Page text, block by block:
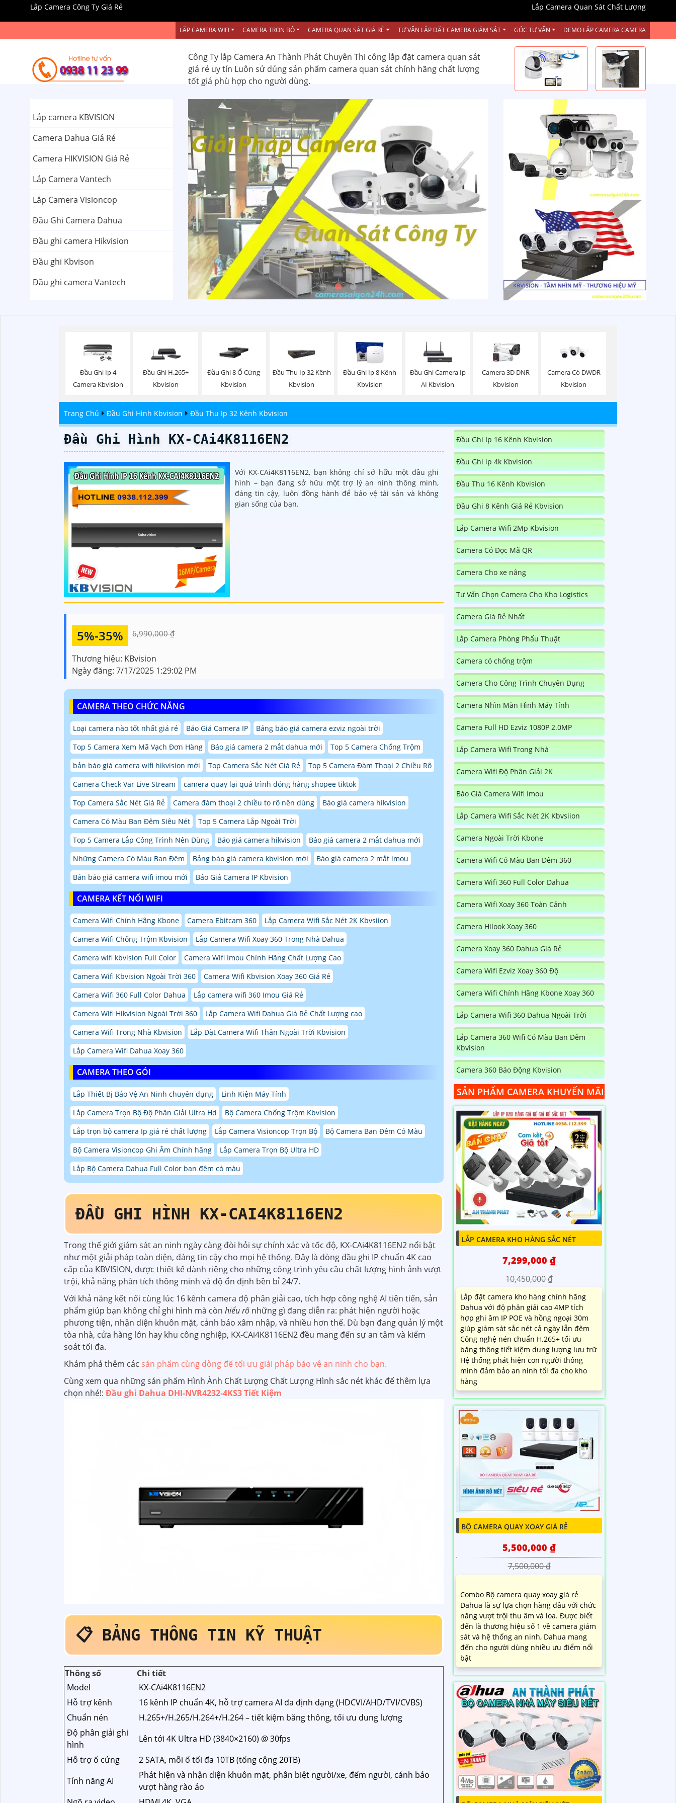
Lắp Camera Công Ty Giá Rẻ Lắp Camera Quan Sát Chất Lượng
LẮP CAMERA WIFI CAMERA TRỌN BỘ CAMERA QUAN SÁT GIÁ RẺ TƯ VẤN LẮP ĐẶT CAMERA GIÁM SÁT GÓC TƯ VẤN DEMO LẮP CAMERA CAMERA
Công Ty lắp Camera An Thành Phát Chuyên Thi công lắp đặt camera quan sát
giá rẻ uy tín Luôn sử dủng sản phẩm camera quan sát chính hãng chất lượng
tốt giá phù hợp cho người dùng.
Lắp camera KBVISION
Camera Dahua Giá Rẻ
Camera HIKVISION Giá Rẻ
Lắp Camera Vantech
Lắp Camera Visioncop
Đầu Ghi Camera Dahua
Đầu ghi camera Hikvision
Đầu ghi Kbvison
Đầu ghi camera Vantech
Đầu Ghi Ip 4
Camera Kbvision
Đầu Ghi H.265+
Kbvision
Đầu Ghi 8 Ổ Cứng
Kbvision
Đầu Thu Ip 32 Kênh
Kbvision
Đầu Ghi Ip 8 Kênh
Kbvision
Đầu Ghi Camera Ip
AI Kbvision
Camera 3D DNR
Kbvision
Camera Có DWDR
Kbvision
Trang Chủ Đầu Ghi Hình Kbvision Đầu Thu Ip 32 Kênh Kbvision
Đầu Ghi Hình KX-CAi4K8116EN2
Với KX‑CAi4K8116EN2, bạn không chỉ sở hữu một đầu ghi
hình – bạn đang sở hữu một trợ lý an ninh thông minh,
đáng tin cậy, luôn đồng hành để bảo vệ tài sản và không
gian sống của bạn.
5%-35% 6,990,000 ₫
Thương hiệu: KBvision
Ngày đăng: 7/17/2025 1:29:02 PM
CAMERA THEO CHỨC NĂNG
Loại camera nào tốt nhất giá rẻ Báo Giá Camera IP
Bảng báo giá camera ezviz ngoài trời
Top 5 Camera Xem Mã Vạch Đơn Hàng
Báo giá camera 2 mắt dahua mới
Top 5 Camera Chống Trộm
bản báo giá camera wifi hikvision mới
Top Camera Sắc Nét Giá Rẻ
Top 5 Camera Đàm Thoại 2 Chiều Rõ
Camera Check Var Live Stream
camera quay lại quá trình đóng hàng shopee tiktok
Top Camera Sắc Nét Giá Rẻ
Camera đàm thoại 2 chiều to rõ nên dùng
Báo giá camera hikvision
Camera Có Màu Ban Đêm Siêu Nét
Top 5 Camera Lắp Ngoài Trời
Top 5 Camera Lắp Công Trình Nên Dùng
Báo giá camera hikvision
Báo giá camera 2 mắt dahua mới
Những Camera Có Màu Ban Đêm
Bảng báo giá camera kbvision mới
Báo giá camera 2 mắt imou
Bản báo giá camera wifi imou mới
Báo Giá Camera IP Kbvision
CAMERA KẾT NỐI WIFI
Camera Wifi Chính Hãng Kbone Camera Ebitcam 360
Lắp Camera Wifi Sắc Nét 2K Kbvsiion
Camera Wifi Chống Trộm Kbvision
Lắp Camera Wifi Xoay 360 Trong Nhà Dahua
Camera wifi kbvision Full Color
Camera Wifi Imou Chính Hãng Chất Lượng Cao
Camera Wifi Kbvision Ngoài Trời 360
Camera Wifi Kbvision Xoay 360 Giá Rẻ
Camera Wifi 360 Full Color Dahua
Lắp camera wifi 360 Imou Giá Rẻ
Camera Wifi Hikvision Ngoài Trời 360
Lắp Camera Wifi Dahua Giá Rẻ Chất Lượng cao
Camera Wifi Trong Nhà Kbvision
Lắp Đặt Camera Wifi Thân Ngoài Trời Kbvision
Lắp Camera Wifi Dahua Xoay 360
CAMERA THEO GÓI
Lắp Thiết Bị Bảo Vệ An Ninh chuyên dụng
Linh Kiện Máy Tính
Lắp Camera Trọn Bộ Độ Phân Giải Ultra Hd
Bộ Camera Chống Trộm Kbvision
Lắp trọn bộ camera Ip giá rẻ chất lượng
Lắp Camera Visioncop Trọn Bộ
Bộ Camera Ban Đêm Có Màu
Bộ Camera Visioncop Ghi Âm Chính hãng
Lắp Camera Trọn Bộ Ultra HD
Lắp Bộ Camera Dahua Full Color ban đêm có màu
ĐẦU GHI HÌNH KX‑CAI4K8116EN2
Trong thế giới giám sát an ninh ngày càng đòi hỏi sự chính xác và tốc độ, KX‑CAi4K8116EN2 nổi bật
như một giải pháp toàn diện, đáng tin cậy cho mọi hệ thống. Đây là dòng đầu ghi IP chuẩn 4K cao
cấp của KBVISION, được thiết kế dành riêng cho những công trình yêu cầu chất lượng hình ảnh vượt
trội, khả năng phân tích thông minh và độ ổn định bền bỉ 24/7.
Với khả năng kết nối cùng lúc 16 kênh camera độ phân giải cao, tích hợp công nghệ AI tiên tiến, sản
phẩm giúp bạn không chỉ ghi hình mà còn hiểu rõ những gì đang diễn ra: phát hiện người hoặc
phương tiện, nhận diện khuôn mặt, cảnh báo xâm nhập, và nhiều hơn thế. Dù bạn đang quản lý một
tòa nhà, cửa hàng lớn hay khu công nghiệp, KX‑CAi4K8116EN2 đều mang đến sự an tâm và kiểm
soát tối đa.
Khám phá thêm các sản phẩm cùng dòng để tối ưu giải pháp bảo vệ an ninh cho bạn.
Cùng xem qua những sản phẩm Hình Ành Chất Lượng Chất Lượng Hình sắc nét khác để thêm lựa
chọn nhé!: Đầu ghi Dahua DHI-NVR4232-4KS3 Tiết Kiệm
📋 BẢNG THÔNG TIN KỸ THUẬT
Thông số
Chi tiết
Model
KX‑CAi4K8116EN2
Hỗ trợ kênh
16 kênh IP chuẩn 4K, hỗ trợ camera AI đa định dạng (HDCVI/AHD/TVI/CVBS)
Chuẩn nén
H.265+/H.265/H.264+/H.264 – tiết kiệm băng thông, tối ưu dung lượng
Độ phân giải ghi
hình
Lên tới 4K Ultra HD (3840×2160) @ 30fps
Hỗ trợ ổ cứng
2 SATA, mỗi ổ tối đa 10TB (tổng cộng 20TB)
Tính năng AI
Phát hiện và nhận diện khuôn mặt, phân biệt người/xe, đếm người, cảnh báo
vượt hàng rào ảo
Đầu Ghi Ip 16 Kênh Kbvision
Đầu Ghi ip 4k Kbvision
Đầu Thu 16 Kênh Kbvision
Đầu Ghi 8 Kênh Giá Rẻ Kbvision
Lắp Camera Wifi 2Mp Kbvision
Camera Có Đọc Mã QR
Camera Cho xe nâng
Tư Vấn Chọn Camera Cho Kho Logistics
Camera Giá Rẻ Nhất
Lắp Camera Phòng Phẩu Thuật
Camera có chống trộm
Camera Cho Công Trình Chuyên Dụng
Camera Nhìn Màn Hình Máy Tính
Camera Full HD Ezviz 1080P 2.0MP
Lắp Camera Wifi Trong Nhà
Camera Wifi Độ Phân Giải 2K
Báo Giá Camera Wifi Imou
Lắp Camera Wifi Sắc Nét 2K Kbvsiion
Camera Ngoài Trời Kbone
Camera Wifi Có Màu Ban Đêm 360
Camera Wifi 360 Full Color Dahua
Camera Wifi Xoay 360 Toàn Cảnh
Camera Hilook Xoay 360
Camera Xoay 360 Dahua Giá Rẻ
Camera Wifi Ezviz Xoay 360 Độ
Camera Wifi Chính Hãng Kbone Xoay 360
Lắp Camera Wifi 360 Dahua Ngoài Trời
Lắp Camera 360 Wifi Có Màu Ban Đêm
Kbvision
Camera 360 Báo Động Kbvision
SẢN PHẨM CAMERA KHUYẾN MÃI
LẮP CAMERA KHO HÀNG SẮC NÉT
7,299,000 ₫
10,450,000 ₫
Lắp đặt camera kho hàng chính hãng
Dahua với độ phân giải cao 4MP tích
hợp ghi âm IP POE và hồng ngoại 30m
giúp giám sát sắc nét cả ngày lẫn đêm
Công nghệ nén chuẩn H.265+ tối ưu
băng thông tiết kiệm dung lượng lưu trữ
Hệ thống phát hiện con người thông
minh đảm bảo an ninh tối đa cho kho
hàng
BỘ CAMERA QUAY XOAY GIÁ RẺ
5,500,000 ₫
7,500,000 ₫
Combo Bộ camera quay xoay giá rẻ
Dahua là sự lựa chọn hàng đầu với chức
năng vượt trội thu âm và loa. Được biết
đến là thương hiệu số 1 về camera giám
sát và hệ thống an ninh, Dahua mang
đến cho người dùng nhiều ưu điểm nổi
bật